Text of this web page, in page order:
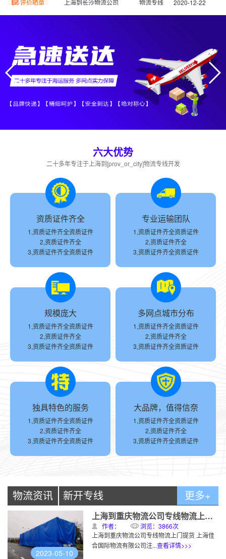
评价晒单 上海到赣州物流公司 物流专线 2020-12-22
评价晒单 上海到宁波物流公司 物流专线 2020-12-22
评价晒单 上海到温州物流公司 物流专线 2020-12-22
六大优势
二十多年专注于上海到[prov_or_city]物流专线开发
资质证件齐全
1,资质证件齐全资质证件
2,资质证件齐全
3,资质证件齐全资质证件
专业运输团队
1,资质证件齐全资质证件
2,资质证件齐全
3,资质证件齐全资质证件
规模庞大
1,资质证件齐全资质证件
2,资质证件齐全
3,资质证件齐全资质证件
多网点城市分布
1,资质证件齐全资质证件
2,资质证件齐全
3,资质证件齐全资质证件
独具特色的服务
1,资质证件齐全资质证件
2,资质证件齐全
3,资质证件齐全资质证件
大品牌，值得信奈
1,资质证件齐全资质证件
2,资质证件齐全
3,资质证件齐全资质证件
物流资讯 新开专线 更多+
2023-05-10
上海到重庆物流公司专线物流上门提货
作者：
浏览：3866次
上海到重庆物流公司专线物流上门提货 上海佳
合国际物流有限公司注...查看详情>>>